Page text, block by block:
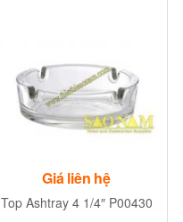
Giá liên hệ
Top Ashtray 4 1/4″ P00430